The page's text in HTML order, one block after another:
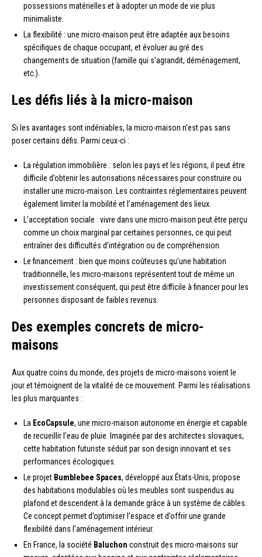
possessions matérielles et à adopter un mode de vie plus
minimaliste.
La flexibilité : une micro-maison peut être adaptée aux besoins
spécifiques de chaque occupant, et évoluer au gré des
changements de situation (famille qui s’agrandit, déménagement,
etc.).
Les défis liés à la micro-maison
Si les avantages sont indéniables, la micro-maison n’est pas sans
poser certains défis. Parmi ceux-ci :
La régulation immobilière : selon les pays et les régions, il peut être
difficile d’obtenir les autorisations nécessaires pour construire ou
installer une micro-maison. Les contraintes réglementaires peuvent
également limiter la mobilité et l’aménagement des lieux.
L’acceptation sociale : vivre dans une micro-maison peut être perçu
comme un choix marginal par certaines personnes, ce qui peut
entraîner des difficultés d’intégration ou de compréhension.
Le financement : bien que moins coûteuses qu’une habitation
traditionnelle, les micro-maisons représentent tout de même un
investissement conséquent, qui peut être difficile à financer pour les
personnes disposant de faibles revenus.
Des exemples concrets de micro-
maisons
Aux quatre coins du monde, des projets de micro-maisons voient le
jour et témoignent de la vitalité de ce mouvement. Parmi les réalisations
les plus marquantes :
La EcoCapsule, une micro-maison autonome en énergie et capable
de recueillir l’eau de pluie. Imaginée par des architectes slovaques,
cette habitation futuriste séduit par son design innovant et ses
performances écologiques.
Le projet Bumblebee Spaces, développé aux États-Unis, propose
des habitations modulables où les meubles sont suspendus au
plafond et descendent à la demande grâce à un système de câbles.
Ce concept permet d’optimiser l’espace et d’offrir une grande
flexibilité dans l’aménagement intérieur.
En France, la société Baluchon construit des micro-maisons sur